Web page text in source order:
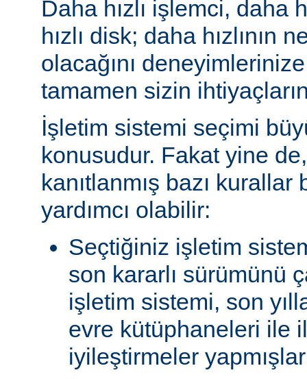
Daha hızlı işlemci, daha
hızlı disk; daha hızlının
olacağını
tamamen sizin
İşletim sistemi seçimi
konusudur. Fakat yine de,
kanıtlanmış bazı
yardımcı olabilir:
Seçtiğiniz işletim
son kararlı sürümünü
işletim sistemi, son
evre kütüphaneleri ile
iyileştirmeler